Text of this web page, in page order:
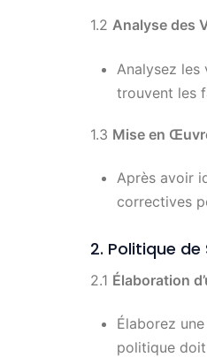
1.2 Analyse des
Analysez
trouvent les
1.3 Mise en
Après avoir
correctives
2. Politique de
2.1 Élaboration
Élaborez
politique